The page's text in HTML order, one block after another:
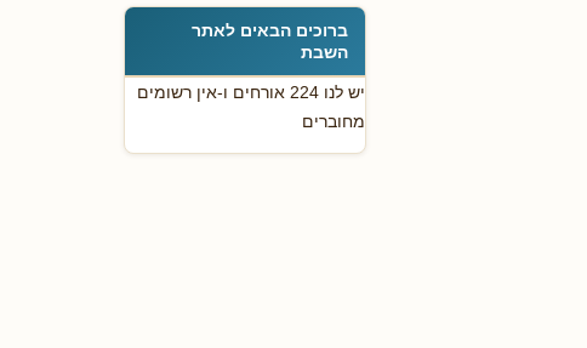
ברוכים הבאים לאתר
השבת
יש לנו 224 אורחים ו-אין רשומים
מחוברים